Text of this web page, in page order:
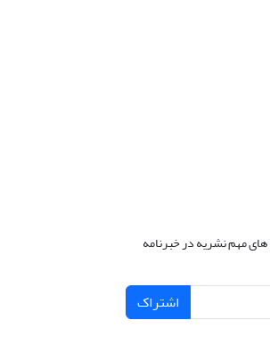
های مهم نشریه در خبرنامه
اشتراک